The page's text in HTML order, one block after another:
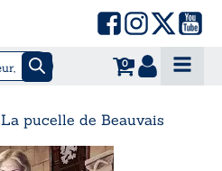
0
La pucelle de Beauvais